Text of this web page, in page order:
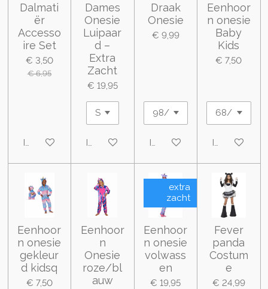
Dalmati
ër
Accesso
ire Set
€ 3,50
€ 6,95
In winkelwagen
Dames
Onesie
Luipaar
d –
Extra
Zacht
€ 19,95
In winkelwagen
Draak
Onesie
€ 9,99
In winkelwagen
Eenhoor
n onesie
Baby
Kids
€ 7,50
In
Eenhoor
n onesie
gekleur
d kidsq
€ 7,50
Eenhoor
n
Onesie
roze/bl
auw
extra
zacht
Eenhoor
n onesie
volwass
en
€ 19,95
Fever
panda
Costum
e
€ 24,99